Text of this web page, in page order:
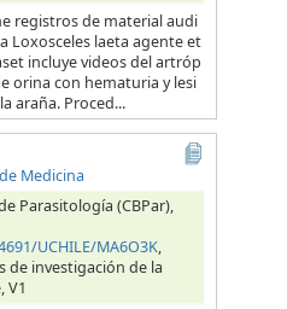
registros de material audi
Loxosceles laeta agente et
incluye videos del artróp
orina con hematuria y lesi
araña. Proced...
Medicina
Parasitología (CBPar),
UCHILE/MA6O3K,
de investigación de la
V1